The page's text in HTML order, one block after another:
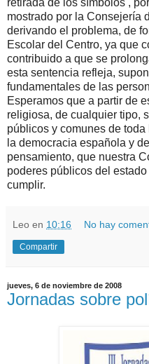
mostrado por la Consejería
derivando el problema, de
Escolar del Centro, ya que
contribuido a que se
esta sentencia refleja,
fundamentales de las
Esperamos que a partir de
religiosa, de cualquier tipo,
públicos y comunes de
la democracia española y
pensamiento, que nuestra
poderes públicos del
cumplir.
Leo en 10:16 No hay
Compartir
jueves, 6 de noviembre de 2008
Jornadas sobre